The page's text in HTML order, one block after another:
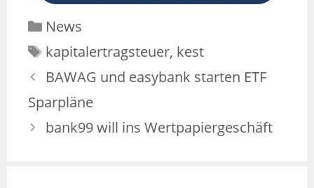
News
kapitalertragsteuer, kest
BAWAG und easybank starten ETF
Sparpläne
bank99 will ins Wertpapiergeschäft